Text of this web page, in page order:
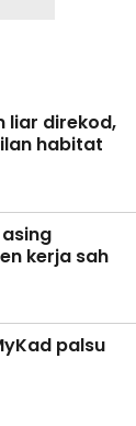
liar direkod,
habitat
kerja sah
palsu